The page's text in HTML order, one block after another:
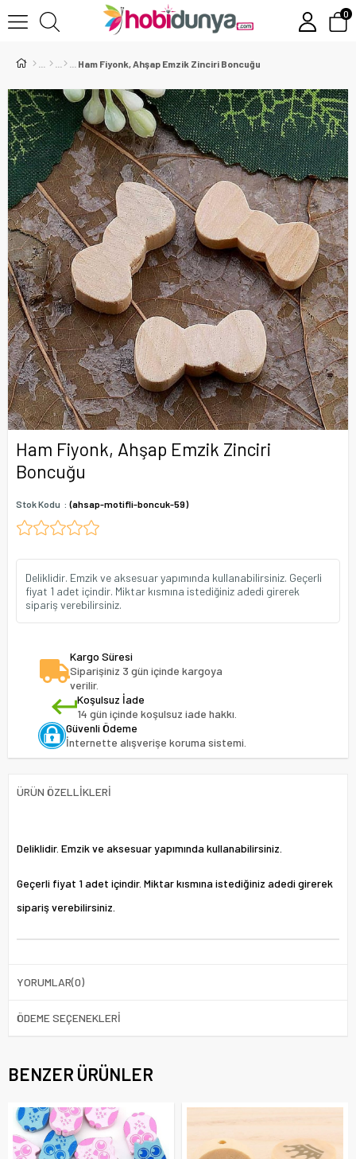
0
Ham Fiyonk, Ahşap Emzik Zinciri Boncuğu
Ham Fiyonk, Ahşap Emzik Zinciri
Boncuğu
Stok Kodu (ahsap-motifli-boncuk-59)
Deliklidir. Emzik ve aksesuar yapımında kullanabilirsiniz. Geçerli
fiyat 1 adet içindir. Miktar kısmına istediğiniz adedi girerek
sipariş verebilirsiniz.
Kargo Süresi
Siparişiniz 3 gün içinde kargoya
verilir.
Koşulsuz İade
14 gün içinde koşulsuz iade hakkı.
Güvenli Ödeme
İnternette alışverişe koruma sistemi.
ÜRÜN ÖZELLIKLERI
Deliklidir. Emzik ve aksesuar yapımında kullanabilirsiniz.
Geçerli fiyat 1 adet içindir. Miktar kısmına istediğiniz adedi girerek
sipariş verebilirsiniz.
YORUMLAR(0)
ÖDEME SEÇENEKLERI
BENZER ÜRÜNLER